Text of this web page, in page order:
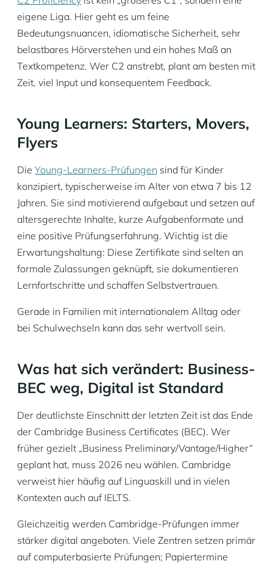
eigene Liga. Hier geht es um feine
Bedeutungsnuancen, idiomatische Sicherheit, sehr
belastbares Hörverstehen und ein hohes Maß an
Textkompetenz. Wer C2 anstrebt, plant am besten mit
Zeit, viel Input und konsequentem Feedback.
Young Learners: Starters, Movers,
Flyers
Die Young-Learners-Prüfungen sind für Kinder
konzipiert, typischerweise im Alter von etwa 7 bis 12
Jahren. Sie sind motivierend aufgebaut und setzen auf
altersgerechte Inhalte, kurze Aufgabenformate und
eine positive Prüfungserfahrung. Wichtig ist die
Erwartungshaltung: Diese Zertifikate sind selten an
formale Zulassungen geknüpft, sie dokumentieren
Lernfortschritte und schaffen Selbstvertrauen.
Gerade in Familien mit internationalem Alltag oder
bei Schulwechseln kann das sehr wertvoll sein.
Was hat sich verändert: Business-
BEC weg, Digital ist Standard
Der deutlichste Einschnitt der letzten Zeit ist das Ende
der Cambridge Business Certificates (BEC). Wer
früher gezielt „Business Preliminary/Vantage/Higher“
geplant hat, muss 2026 neu wählen. Cambridge
verweist hier häufig auf Linguaskill und in vielen
Kontexten auch auf IELTS.
Gleichzeitig werden Cambridge-Prüfungen immer
stärker digital angeboten. Viele Zentren setzen primär
auf computerbasierte Prüfungen; Papiertermine